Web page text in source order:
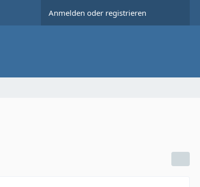
Anmelden oder registrieren